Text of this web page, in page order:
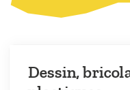
Dessin,